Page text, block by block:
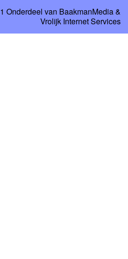
Onderdeel van BaakmanMedia&
Vrolijk Internet Services